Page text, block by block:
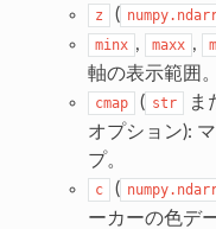
z (
minx , maxx ,
軸の表示範囲。
cmap ( str ま
オプション):
プ。
c (
ーカーの色デ